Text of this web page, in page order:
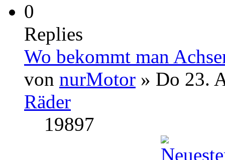
0
Replies
Wo bekommt man
von nurMotor » Do 23.
Räder
19897